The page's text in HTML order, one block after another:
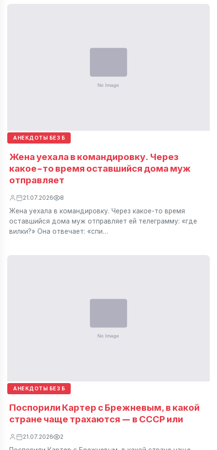
АНЕКДОТЫ БЕЗ Б
Жена уехала в командировку. Через
какое-то время оставшийся дома муж
отправляет
21.07.2026 8
Жена уехала в командировку. Через какое-то время
оставшийся дома муж отправляет ей телеграмму: «где
вилки?» Она отвечает: «спи…
АНЕКДОТЫ БЕЗ Б
Поспорили Картер с Брежневым, в какой
стране чаще трахаются — в СССР или
21.07.2026 2